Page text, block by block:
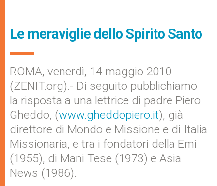
Le meraviglie dello Spirito Santo
ROMA, venerdì, 14 maggio 2010
(ZENIT.org).- Di seguito pubblichiamo
la risposta a una lettrice di padre Piero
Gheddo, (www.gheddopiero.it), già
direttore di Mondo e Missione e di Italia
Missionaria, e tra i fondatori della Emi
(1955), di Mani Tese (1973) e Asia
News (1986).